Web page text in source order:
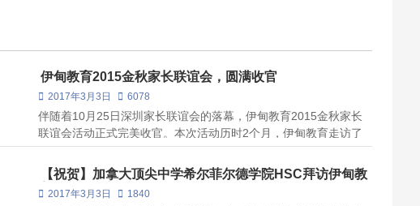
伊甸教育2015金秋家长联谊会，圆满收官
2017年3月3日 6078
伴随着10月25日深圳家长联谊会的落幕，伊甸教育2015金秋家长
联谊会活动正式完美收官。本次活动历时2个月，伊甸教育走访了
国内五大城市，北京、武汉、上海、广州、深圳，为众多的入读北
美顶级私校的家长们带来了一场场专业的讲座，得到了与会家长们
的一致高度认可，不...
【祝贺】加拿大顶尖中学希尔菲尔德学院HSC拜访伊甸教
育北京办公室
2017年3月3日 1840